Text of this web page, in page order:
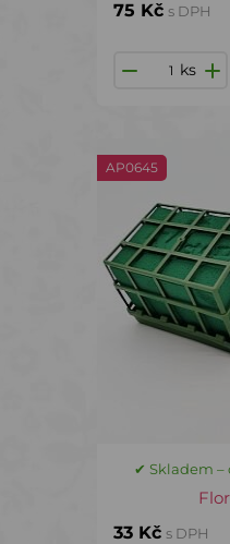
75 Kč s DPH
ks
AP0645
✔ Skladem –
33 Kč s DPH